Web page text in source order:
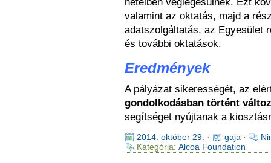
valamint az oktatás, majd a
adatszolgáltatás, az Egyesület
és további oktatások.
Eredmények
A pályázat sikerességét, az
gondolkodásban történt
segítséget nyújtanak a
2014. október 29. · gaja ·
Kategória: Alcoa Foundation